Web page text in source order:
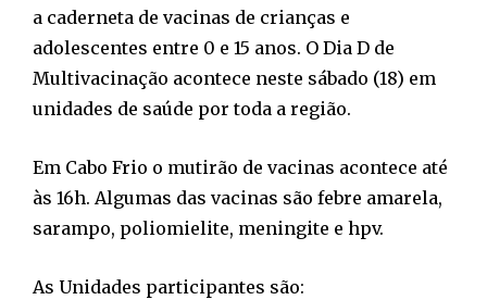
a caderneta de vacinas de crianças e
adolescentes entre 0 e 15 anos. O Dia D de
Multivacinação acontece neste sábado (18) em
unidades de saúde por toda a região.
Em Cabo Frio o mutirão de vacinas acontece até
às 16h. Algumas das vacinas são febre amarela,
sarampo, poliomielite, meningite e hpv.
As Unidades participantes são: